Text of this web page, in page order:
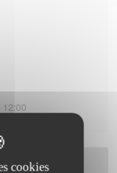
cookies